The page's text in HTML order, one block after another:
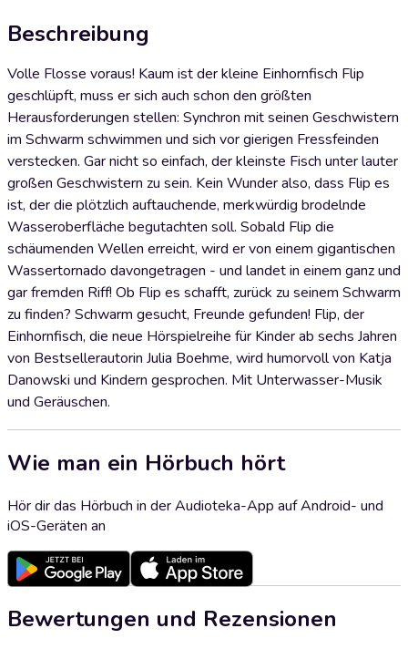
Beschreibung
Volle Flosse voraus! Kaum ist der kleine Einhornfisch Flip
geschlüpft, muss er sich auch schon den größten
Herausforderungen stellen: Synchron mit seinen Geschwistern
im Schwarm schwimmen und sich vor gierigen Fressfeinden
verstecken. Gar nicht so einfach, der kleinste Fisch unter lauter
großen Geschwistern zu sein. Kein Wunder also, dass Flip es
ist, der die plötzlich auftauchende, merkwürdig brodelnde
Wasseroberfläche begutachten soll. Sobald Flip die
schäumenden Wellen erreicht, wird er von einem gigantischen
Wassertornado davongetragen - und landet in einem ganz und
gar fremden Riff! Ob Flip es schafft, zurück zu seinem Schwarm
zu finden? Schwarm gesucht, Freunde gefunden! Flip, der
Einhornfisch, die neue Hörspielreihe für Kinder ab sechs Jahren
von Bestsellerautorin Julia Boehme, wird humorvoll von Katja
Danowski und Kindern gesprochen. Mit Unterwasser-Musik
und Geräuschen.
Wie man ein Hörbuch hört
Hör dir das Hörbuch in der Audioteka-App auf Android- und
iOS-Geräten an
Bewertungen und Rezensionen